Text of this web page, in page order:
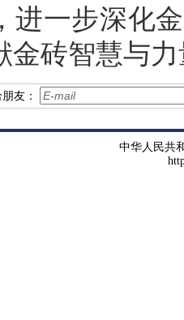
进一步深化
金砖智慧与
友：
中华人民共